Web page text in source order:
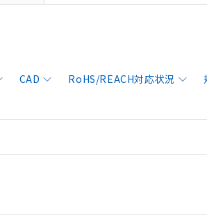
CAD RoHS/REACH対応状況